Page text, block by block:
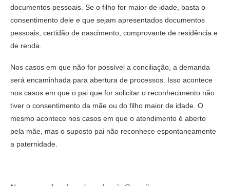
documentos pessoais. Se o filho for maior de idade, basta o
consentimento dele e que sejam apresentados documentos
pessoais, certidão de nascimento, comprovante de residência e
de renda.
Nos casos em que não for possível a conciliação, a demanda
será encaminhada para abertura de processos. Isso acontece
nos casos em que o pai que for solicitar o reconhecimento não
tiver o consentimento da mãe ou do filho maior de idade. O
mesmo acontece nos casos em que o atendimento é aberto
pela mãe, mas o suposto pai não reconhece espontaneamente
a paternidade.